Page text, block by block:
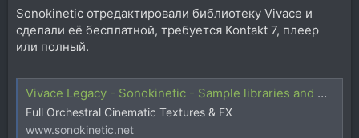
Sonokinetic отредактировали библиотеку Vivace и
сделали её бесплатной, требуется Kontakt 7, плеер
или полный.
Vivace Legacy - Sonokinetic - Sample libraries and Virtual Instruments
Full Orchestral Cinematic Textures & FX
www.sonokinetic.net